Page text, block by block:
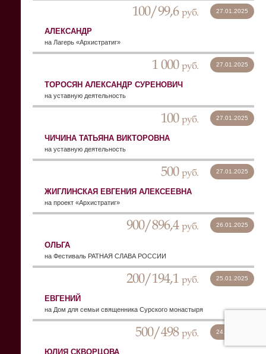
100/99,6 руб. 27.01.2025
АЛЕКСАНДР
на Лагерь «Архистратиг»
1 000 руб. 27.01.2025
ТОРОСЯН АЛЕКСАНДР СУРЕНОВИЧ
на уставную деятельность
100 руб. 27.01.2025
ЧИЧИНА ТАТЬЯНА ВИКТОРОВНА
на уставную деятельность
500 руб. 27.01.2025
ЖИГЛИНСКАЯ ЕВГЕНИЯ АЛЕКСЕЕВНА
на проект «Архистратиг»
900/896,4 руб. 26.01.2025
ОЛЬГА
на Фестиваль РАТНАЯ СЛАВА РОССИИ
200/194,1 руб. 25.01.2025
ЕВГЕНИЙ
на Дом для семьи священника Сурского монастыря
500/498 руб. 24.01.2025
ЮЛИЯ СКВОРЦОВА